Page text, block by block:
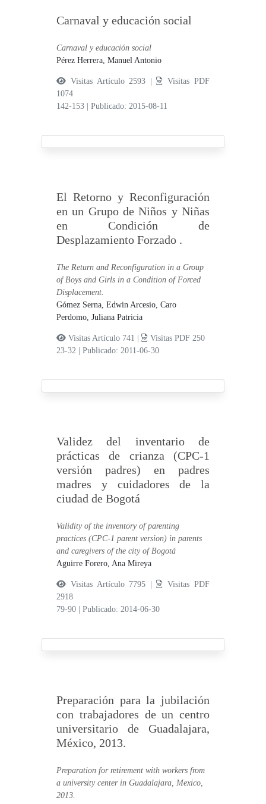
Carnaval y educación social
Carnaval y educación social
Pérez Herrera, Manuel Antonio
Visitas Artículo 2593 |
Visitas PDF
1074
142-153
|Publicado: 2015-08-11
El Retorno y Reconfiguración
en un Grupo de Niños y Niñas
en Condición de
Desplazamiento Forzado .
The Return and Reconfiguration in a Group
of Boys and Girls in a Condition of Forced
Displacement.
Gómez Serna, Edwin Arcesio,Caro
Perdomo, Juliana Patricia
Visitas Artículo 741 |
Visitas PDF 250
23-32
|Publicado: 2011-06-30
Validez del inventario de
prácticas de crianza (CPC-1
versión padres) en padres
madres y cuidadores de la
ciudad de Bogotá
Validity of the inventory of parenting
practices (CPC-1 parent version) in parents
and caregivers of the city of Bogotá
Aguirre Forero, Ana Mireya
Visitas Artículo 7795 |
Visitas PDF
2918
79-90
|Publicado: 2014-06-30
Preparación para la jubilación
con trabajadores de un centro
universitario de Guadalajara,
México, 2013.
Preparation for retirement with workers from
a university center in Guadalajara, Mexico,
2013.